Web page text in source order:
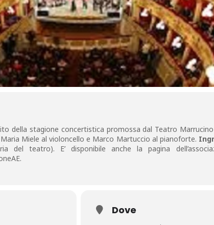
della stagione concertistica promossa dal Teatro
Miele al violoncello e Marco Martuccio al pianoforte.
del teatro). E’ disponibile anche la pagina
Dove